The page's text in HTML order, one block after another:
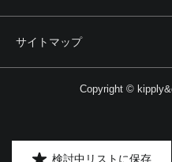
検討中リストに保存
サイトマップ
Copyright ©